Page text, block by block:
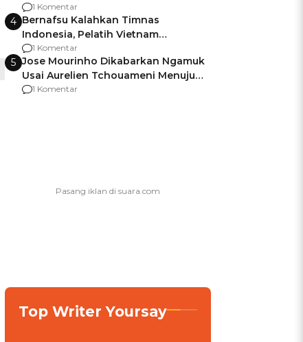
Usai Jadi Brigjen
1 Komentar
4 Bernafsu Kalahkan Timnas
Indonesia, Pelatih Vietnam
Berencana Pakai Jimat di Pakansari
1 Komentar
5 Jose Mourinho Dikabarkan Ngamuk
Usai Aurelien Tchouameni Menuju
Manchester United
1 Komentar
Top Writer Yoursay